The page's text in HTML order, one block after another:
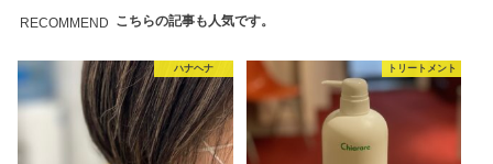
RECOMMEND こちらの記事も人気です。
ハナヘナ トリートメント